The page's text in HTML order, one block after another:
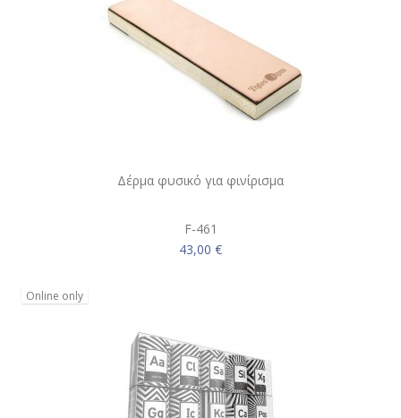
Δέρμα φυσικό για φινίρισμα
F-461
43,00 €
Online only